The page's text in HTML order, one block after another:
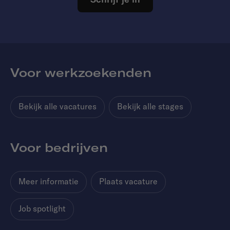
Voor werkzoekenden
Bekijk alle vacatures Bekijk alle stages
Voor bedrijven
Meer informatie Plaats vacature
Job spotlight